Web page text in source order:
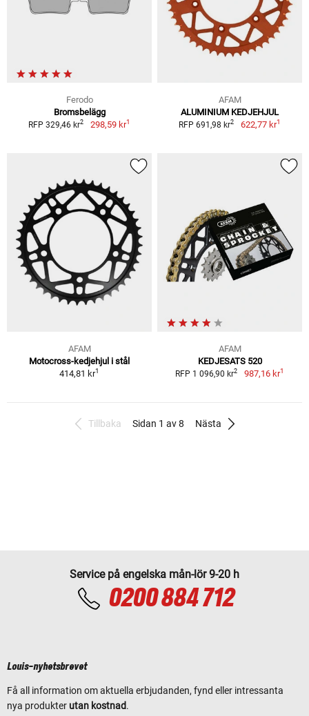
Ferodo
Bromsbelägg
RFP 329,46 kr2 298,59 kr1
AFAM
ALUMINIUM KEDJEHJUL
RFP 691,98 kr2 622,77 kr1
AFAM
Motocross-kedjehjul i stål
414,81 kr1
AFAM
KEDJESATS 520
RFP 1 096,90 kr2 987,16 kr1
Tillbaka Sidan 1 av 8 Nästa
Service på engelska mån-lör 9-20 h
0200 884 712
Louis-nyhetsbrevet
Få all information om aktuella erbjudanden, fynd eller intressanta
nya produkter utan kostnad.